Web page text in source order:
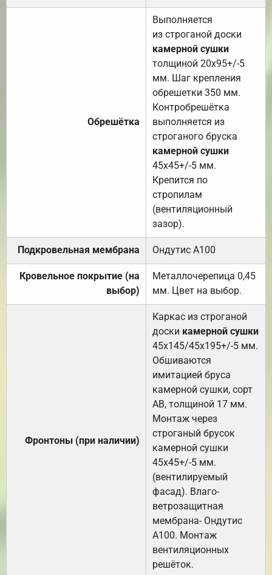
Обрешётка
Выполняется
из строганой доски
камерной сушки
толщиной 20х95+/-5
мм. Шаг крепления
обрешетки 350 мм.
Контробрешётка
выполняется из
строганого бруска
камерной сушки
45х45+/-5 мм.
Крепится по
стропилам
(вентиляционный
зазор).
Подкровельная мембрана Ондутис А100
Кровельное покрытие (на
выбор)
Металлочерепица 0,45
мм. Цвет на выбор.
Фронтоны (при наличии)
Каркас из строганой
доски камерной сушки
45х145/45х195+/-5 мм.
Обшиваются
имитацией бруса
камерной сушки, сорт
АВ, толщиной 17 мм.
Монтаж через
строганый брусок
камерной сушки
45х45+/-5 мм.
(вентилируемый
фасад). Влаго-
ветрозащитная
мембрана- Ондутис
А100. Монтаж
вентиляционных
решёток.